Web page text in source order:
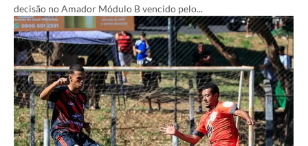
decisão no Amador Módulo B vencido pelo...